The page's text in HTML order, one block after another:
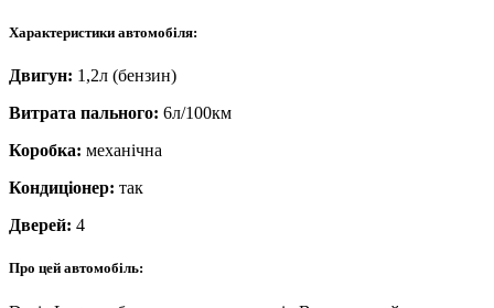
Характеристики автомобіля:
Двигун: 1,2л (бензин)
Витрата пального: 6л/100км
Коробка: механічна
Кондиціонер: так
Дверей: 4
Про цей автомобіль: